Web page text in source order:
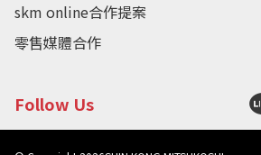
skm online合作提案
零售媒體合作
Follow Us